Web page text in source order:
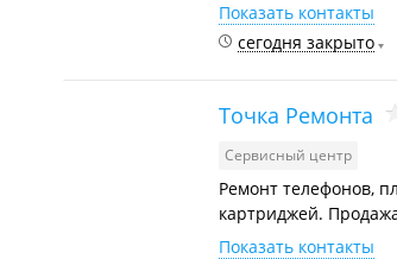
Показать контакты
сегодня закрыто
Точка Ремонта
Сервисный центр
Ремонт телефонов,
картриджей.
Показать контакты